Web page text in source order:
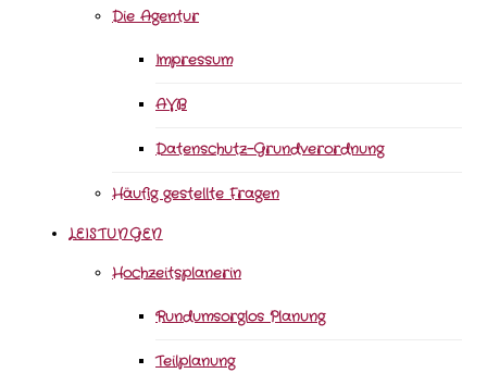
Die Agentur
Impressum
AVB
Datenschutz-Grundverordnung
Häufig gestellte Fragen
LEISTUNGEN
Hochzeitsplanerin
Rundumsorglos Planung
Teilplanung